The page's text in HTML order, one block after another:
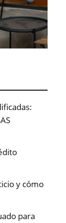
y cómo
para